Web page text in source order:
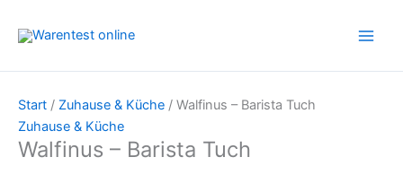
Inhalt
Start / Zuhause & Küche / Walfinus – Barista Tuch
Zuhause & Küche
Walfinus – Barista Tuch